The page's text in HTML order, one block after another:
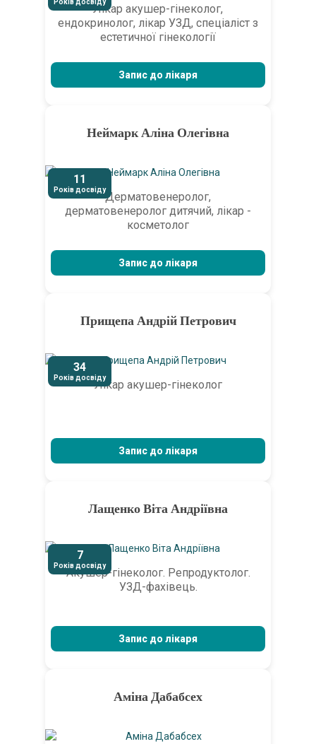
Років досвіду
Лікар акушер-гінеколог,
ендокринолог, лікар УЗД, спеціаліст з
естетичної гінекології
Запис до лікаря
Неймарк Аліна Олегівна
11
Років досвіду
Дерматовенеролог,
дерматовенеролог дитячий, лікар -
косметолог
Запис до лікаря
Прищепа Андрій Петрович
34
Років досвіду
Лікар акушер-гінеколог
Запис до лікаря
Лащенко Віта Андріївна
7
Років досвіду
Акушер-гінеколог. Репродуктолог.
УЗД-фахівець.
Запис до лікаря
Аміна Дабабсех